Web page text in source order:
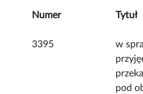
Numer Tytuł
3395
w
pod